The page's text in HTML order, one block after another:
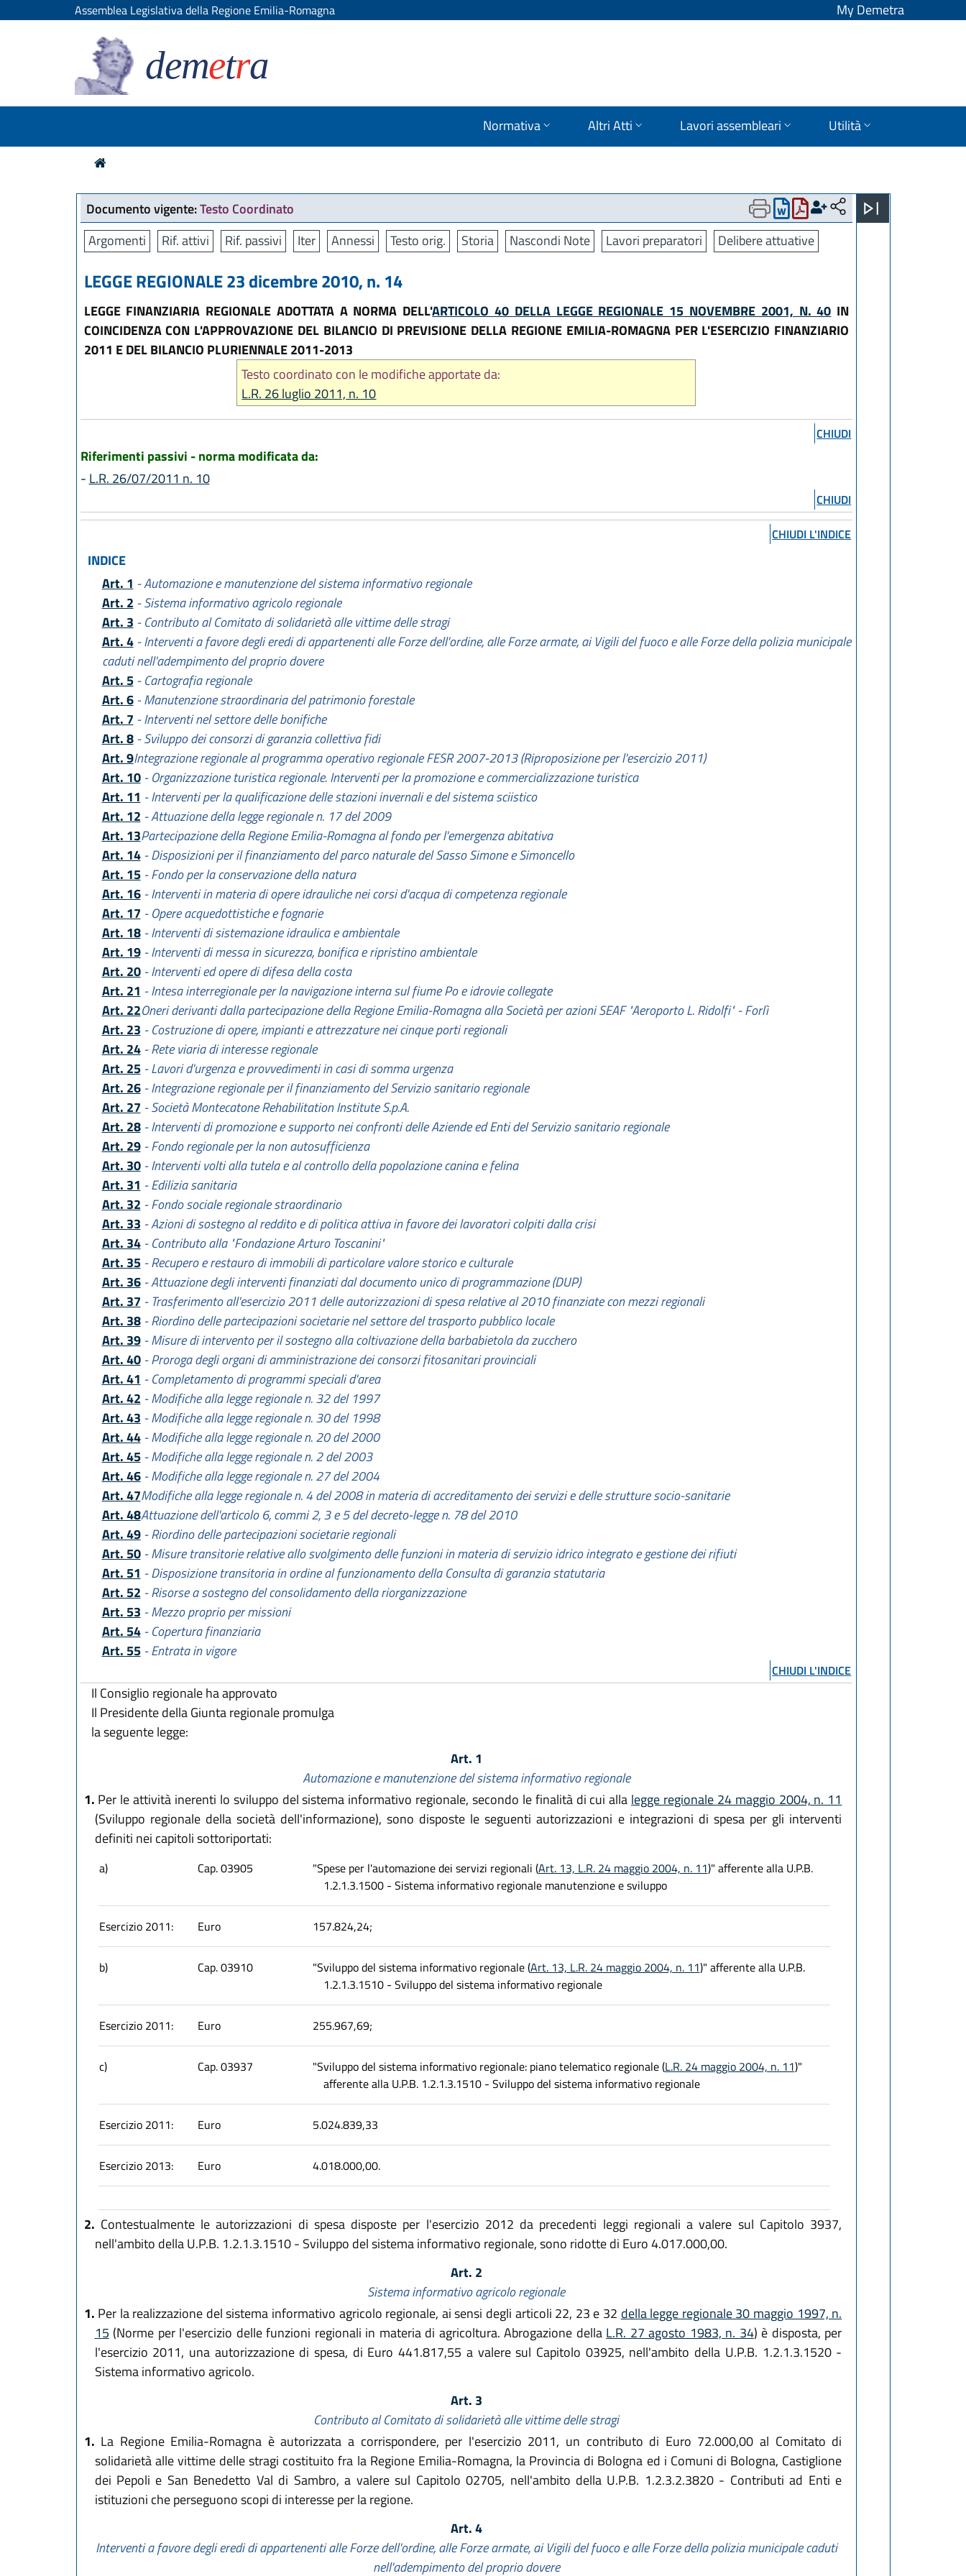
Assemblea Legislativa della Regione Emilia-Romagna My Demetra
demetra
Normativa Altri Atti Lavori assembleari Utilità
Documento vigente:Testo Coordinato
Argomenti
Rif. attivi Rif. passivi Iter Annessi Testo orig. Storia Nascondi Note Lavori preparatori Delibere attuative
LEGGE REGIONALE 23 dicembre 2010, n. 14
LEGGE FINANZIARIA REGIONALE ADOTTATA A NORMA DELL'ARTICOLO 40 DELLA LEGGE REGIONALE 15 NOVEMBRE 2001, N. 40 IN
COINCIDENZA CON L'APPROVAZIONE DEL BILANCIO DI PREVISIONE DELLA REGIONE EMILIA-ROMAGNA PER L'ESERCIZIO FINANZIARIO
2011 E DEL BILANCIO PLURIENNALE 2011-2013
Testo coordinato con le modifiche apportate da:
L.R. 26 luglio 2011, n. 10
CHIUDI
Riferimenti passivi - norma modificata da:
- L.R. 26/07/2011 n. 10
CHIUDI
CHIUDI L'INDICE
INDICE
Art. 1 - Automazione e manutenzione del sistema informativo regionale
Art. 2 - Sistema informativo agricolo regionale
Art. 3 - Contributo al Comitato di solidarietà alle vittime delle stragi
Art. 4- Interventi a favore degli eredi di appartenenti alle Forze dell'ordine, alle Forze armate, ai Vigili del fuoco e alle Forze della polizia municipale
caduti nell'adempimento del proprio dovere
Art. 5- Cartografia regionale
Art. 6- Manutenzione straordinaria del patrimonio forestale
Art. 7 - Interventi nel settore delle bonifiche
Art. 8- Sviluppo dei consorzi di garanzia collettiva fidi
Art. 9Integrazione regionale al programma operativo regionale FESR 2007-2013 (Riproposizione per l'esercizio 2011)
Art. 10- Organizzazione turistica regionale. Interventi per la promozione e commercializzazione turistica
Art. 11 - Interventi per la qualificazione delle stazioni invernali e del sistema sciistico
Art. 12 - Attuazione della legge regionale n. 17 del 2009
Art. 13Partecipazione della Regione Emilia-Romagna al fondo per l'emergenza abitativa
Art. 14- Disposizioni per il finanziamento del parco naturale del Sasso Simone e Simoncello
Art. 15- Fondo per la conservazione della natura
Art. 16- Interventi in materia di opere idrauliche nei corsi d'acqua di competenza regionale
Art. 17 - Opere acquedottistiche e fognarie
Art. 18- Interventi di sistemazione idraulica e ambientale
Art. 19- Interventi di messa in sicurezza, bonifica e ripristino ambientale
Art. 20- Interventi ed opere di difesa della costa
Art. 21 - Intesa interregionale per la navigazione interna sul fiume Po e idrovie collegate
Art. 22Oneri derivanti dalla partecipazione della Regione Emilia-Romagna alla Società per azioni SEAF "Aeroporto L. Ridolfi" - Forlì
Art. 23 - Costruzione di opere, impianti e attrezzature nei cinque porti regionali
Art. 24- Rete viaria di interesse regionale
Art. 25- Lavori d'urgenza e provvedimenti in casi di somma urgenza
Art. 26- Integrazione regionale per il finanziamento del Servizio sanitario regionale
Art. 27 - Società Montecatone Rehabilitation Institute S.p.A.
Art. 28- Interventi di promozione e supporto nei confronti delle Aziende ed Enti del Servizio sanitario regionale
Art. 29- Fondo regionale per la non autosufficienza
Art. 30- Interventi volti alla tutela e al controllo della popolazione canina e felina
Art. 31 - Edilizia sanitaria
Art. 32 - Fondo sociale regionale straordinario
Art. 33 - Azioni di sostegno al reddito e di politica attiva in favore dei lavoratori colpiti dalla crisi
Art. 34- Contributo alla "Fondazione Arturo Toscanini"
Art. 35- Recupero e restauro di immobili di particolare valore storico e culturale
Art. 36- Attuazione degli interventi finanziati dal documento unico di programmazione (DUP)
Art. 37 - Trasferimento all'esercizio 2011 delle autorizzazioni di spesa relative al 2010 finanziate con mezzi regionali
Art. 38- Riordino delle partecipazioni societarie nel settore del trasporto pubblico locale
Art. 39- Misure di intervento per il sostegno alla coltivazione della barbabietola da zucchero
Art. 40- Proroga degli organi di amministrazione dei consorzi fitosanitari provinciali
Art. 41 - Completamento di programmi speciali d'area
Art. 42 - Modifiche alla legge regionale n. 32 del 1997
Art. 43 - Modifiche alla legge regionale n. 30 del 1998
Art. 44- Modifiche alla legge regionale n. 20 del 2000
Art. 45- Modifiche alla legge regionale n. 2 del 2003
Art. 46- Modifiche alla legge regionale n. 27 del 2004
Art. 47Modifiche alla legge regionale n. 4 del 2008 in materia di accreditamento dei servizi e delle strutture socio-sanitarie
Art. 48Attuazione dell'articolo 6, commi 2, 3 e 5 del decreto-legge n. 78 del 2010
Art. 49- Riordino delle partecipazioni societarie regionali
Art. 50- Misure transitorie relative allo svolgimento delle funzioni in materia di servizio idrico integrato e gestione dei rifiuti
Art. 51 - Disposizione transitoria in ordine al funzionamento della Consulta di garanzia statutaria
Art. 52 - Risorse a sostegno del consolidamento della riorganizzazione
Art. 53 - Mezzo proprio per missioni
Art. 54- Copertura finanziaria
Art. 55- Entrata in vigore
CHIUDI L'INDICE
Il Consiglio regionale ha approvato
Il Presidente della Giunta regionale promulga
la seguente legge:
Art. 1
Automazione e manutenzione del sistema informativo regionale
1. Per le attività inerenti lo sviluppo del sistema informativo regionale, secondo le finalità di cui alla legge regionale 24 maggio 2004, n. 11
(Sviluppo regionale della società dell'informazione), sono disposte le seguenti autorizzazioni e integrazioni di spesa per gli interventi
definiti nei capitoli sottoriportati:
a) Cap. 03905 "Spese per l'automazione dei servizi regionali (Art. 13, L.R. 24 maggio 2004, n. 11)" afferente alla U.P.B.
1.2.1.3.1500 - Sistema informativo regionale manutenzione e sviluppo
Esercizio 2011: Euro 157.824,24;
b) Cap. 03910 "Sviluppo del sistema informativo regionale (Art. 13, L.R. 24 maggio 2004, n. 11)" afferente alla U.P.B.
1.2.1.3.1510 - Sviluppo del sistema informativo regionale
Esercizio 2011: Euro 255.967,69;
c) Cap. 03937 "Sviluppo del sistema informativo regionale: piano telematico regionale (L.R. 24 maggio 2004, n. 11)"
afferente alla U.P.B. 1.2.1.3.1510 - Sviluppo del sistema informativo regionale
Esercizio 2011: Euro 5.024.839,33
Esercizio 2013: Euro 4.018.000,00.
2. Contestualmente le autorizzazioni di spesa disposte per l'esercizio 2012 da precedenti leggi regionali a valere sul Capitolo 3937,
nell'ambito della U.P.B. 1.2.1.3.1510 - Sviluppo del sistema informativo regionale, sono ridotte di Euro 4.017.000,00.
Art. 2
Sistema informativo agricolo regionale
1. Per la realizzazione del sistema informativo agricolo regionale, ai sensi degli articoli 22, 23 e 32 della legge regionale 30 maggio 1997, n.
15 (Norme per l'esercizio delle funzioni regionali in materia di agricoltura. Abrogazione della L.R. 27 agosto 1983, n. 34) è disposta, per
l'esercizio 2011, una autorizzazione di spesa, di Euro 441.817,55 a valere sul Capitolo 03925, nell'ambito della U.P.B. 1.2.1.3.1520 -
Sistema informativo agricolo.
Art. 3
Contributo al Comitato di solidarietà alle vittime delle stragi
1. La Regione Emilia-Romagna è autorizzata a corrispondere, per l'esercizio 2011, un contributo di Euro 72.000,00 al Comitato di
solidarietà alle vittime delle stragi costituito fra la Regione Emilia-Romagna, la Provincia di Bologna ed i Comuni di Bologna, Castiglione
dei Pepoli e San Benedetto Val di Sambro, a valere sul Capitolo 02705, nell'ambito della U.P.B. 1.2.3.2.3820 - Contributi ad Enti e
istituzioni che perseguono scopi di interesse per la regione.
Art. 4
Interventi a favore degli eredi di appartenenti alle Forze dell'ordine, alle Forze armate, ai Vigili del fuoco e alle Forze della polizia municipale caduti
nell'adempimento del proprio dovere